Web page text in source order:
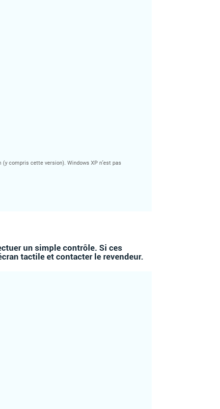
compris cette version). Windows XP n’est pas
un simple contrôle. Si ces
tactile et contacter le revendeur.